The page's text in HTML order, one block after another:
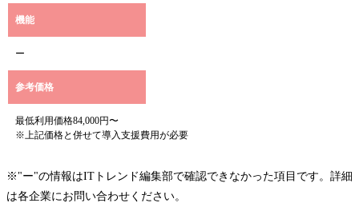
機能
ー
参考価格
最低利用価格84,000円〜
※上記価格と併せて導入支援費用が必要
※"ー"の情報はITトレンド編集部で確認できなかった項目です。詳細
は各企業にお問い合わせください。